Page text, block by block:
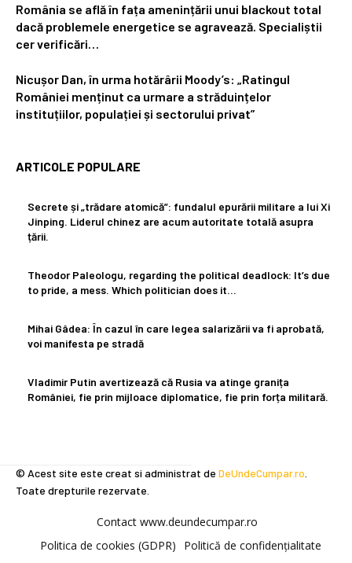
România se află în fața amenințării unui blackout total
dacă problemele energetice se agravează. Specialiștii
cer verificări…
Nicușor Dan, în urma hotărârii Moody’s: „Ratingul
României menținut ca urmare a străduințelor
instituțiilor, populației și sectorului privat”
ARTICOLE POPULARE
Secrete și „trădare atomică”: fundalul epurării militare a lui Xi
Jinping. Liderul chinez are acum autoritate totală asupra
țării.
Theodor Paleologu, regarding the political deadlock: It’s due
to pride, a mess. Which politician does it…
Mihai Gâdea: În cazul în care legea salarizării va fi aprobată,
voi manifesta pe stradă
Vladimir Putin avertizează că Rusia va atinge granița
României, fie prin mijloace diplomatice, fie prin forța militară.
© Acest site este creat si administrat de DeUndeCumpar.ro
Toate drepturile rezervate.
Contact www.deundecumpar.ro
Politica de cookies (GDPR)
Politică de confidențialitate